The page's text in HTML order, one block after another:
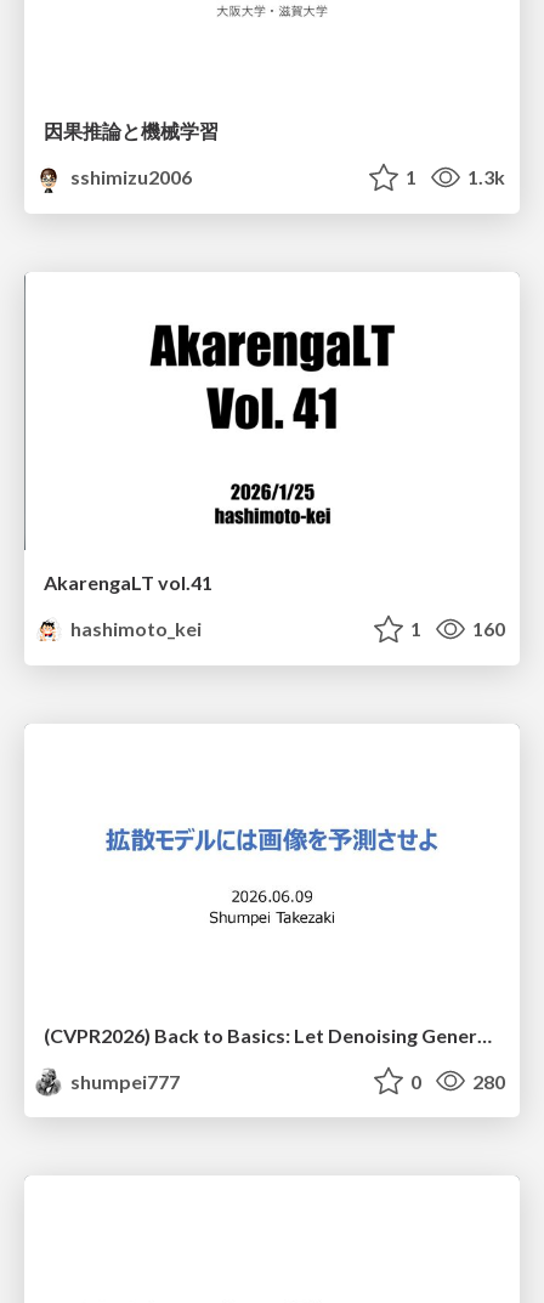
因果推論と機械学習
sshimizu2006
1 1.3k
AkarengaLT vol.41
hashimoto_kei
1 160
shumpei777
0 280